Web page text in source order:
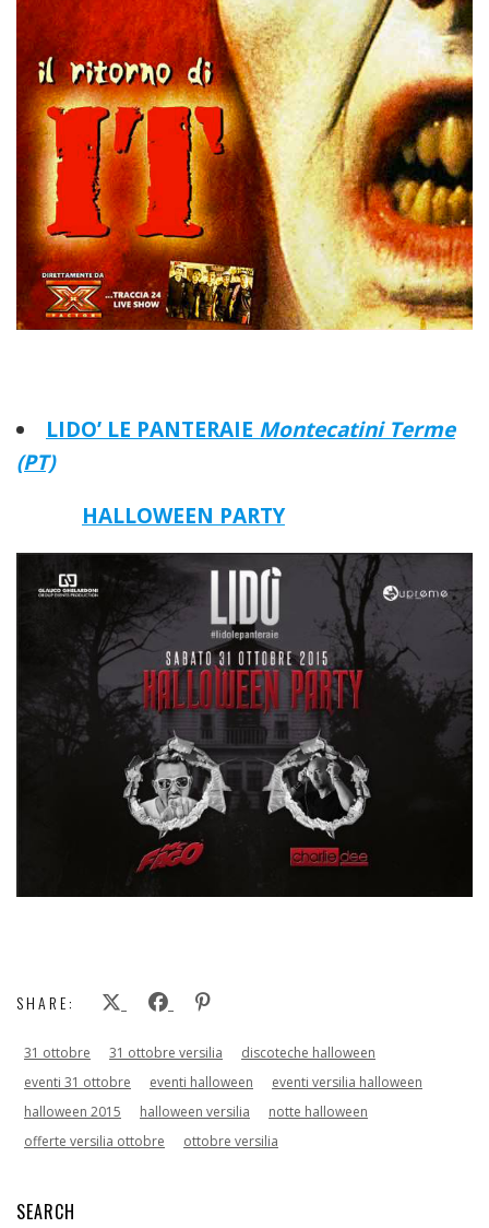
LIDO’ LE PANTERAIE Montecatini Terme
(PT)
HALLOWEEN PARTY
SHARE:
31 ottobre 31 ottobre versilia
discoteche halloween
eventi 31 ottobre
eventi halloween
eventi versilia halloween
halloween 2015
halloween versilia
notte halloween
offerte versilia ottobre
ottobre versilia
SEARCH